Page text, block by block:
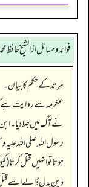
فوائد ومسائل از الشيخ حافظ
مرتد کے حکم کا بیان۔
عکرمہ سے روایت ہے
نے آگ میں جلا دیا۔ ابن
رسول اللہ صلی اللہ
ہوتا تو انہیں قتل کرتا
دین بدل ڈالے اسے